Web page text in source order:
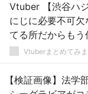
Vtuber 【渋谷ハ
にじに必要不可
てる所だからも
にじに不要な存在
Vtuberまとめてみ
【検証画像】法学